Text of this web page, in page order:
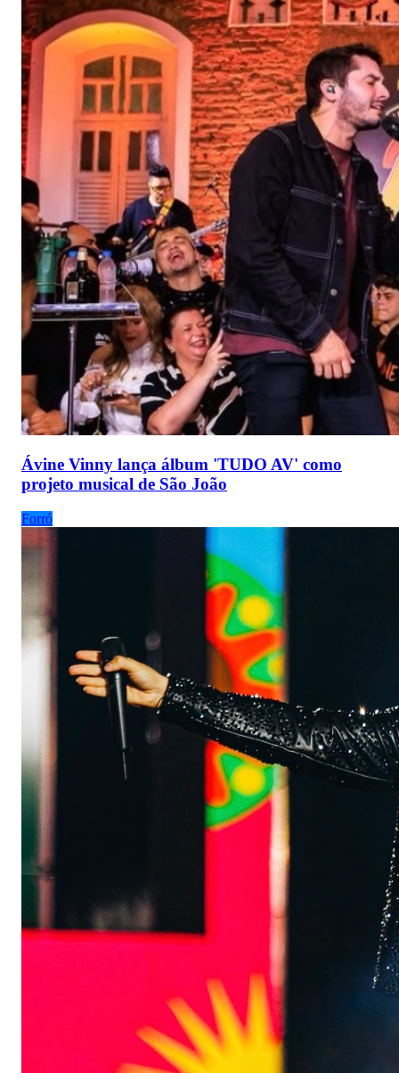
Ávine Vinny lança álbum 'TUDO AV' como
projeto musical de São João
Forró